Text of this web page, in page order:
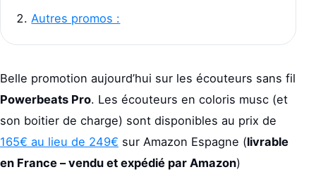
Autres promos :
Belle promotion aujourd’hui sur les écouteurs sans fil
Powerbeats Pro. Les écouteurs en coloris musc (et
son boitier de charge) sont disponibles au prix de
165€ au lieu de 249€ sur Amazon Espagne (livrable
en France – vendu et expédié par Amazon)